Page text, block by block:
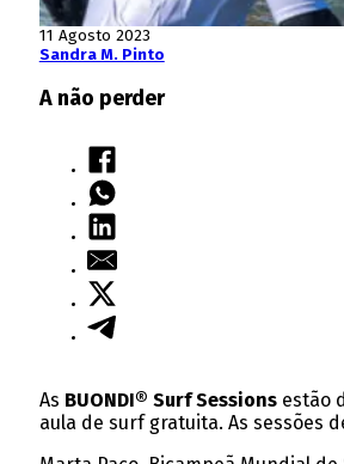
11 Agosto 2023
Sandra M. Pinto
A não perder
As BUONDI® Surf Sessionsestão
aula de surf gratuita. As sessões